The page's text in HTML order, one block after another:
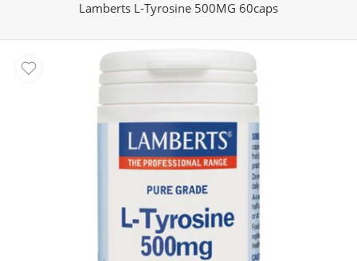
Lamberts L-Tyrosine 500MG 60caps